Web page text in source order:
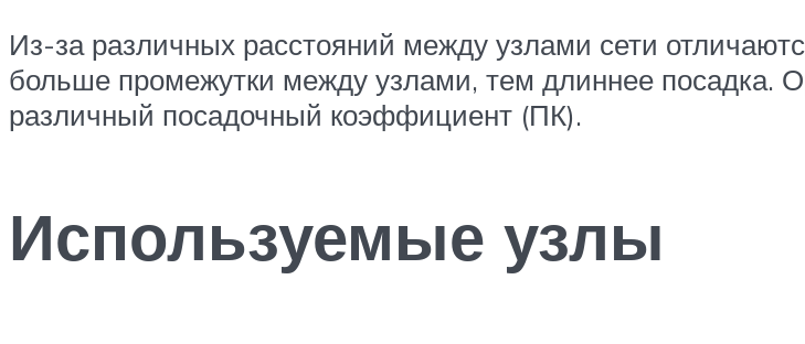
Из-за различных расстояний между узлами сети
больше промежутки между узлами, тем длиннее посадка.
различный посадочный коэффициент (ПК).
Используемые узлы